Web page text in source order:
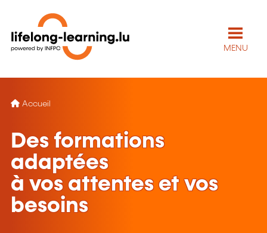
MENU
Accueil
Des formations
adaptées
à vos attentes et vos
besoins